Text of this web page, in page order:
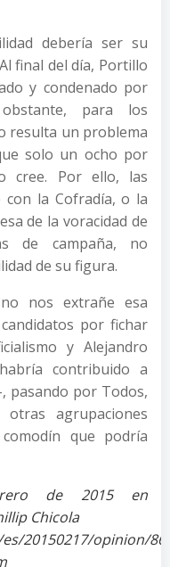
debería ser su
final del día, Portillo
y condenado por
para los
resulta un problema
solo un ocho por
cree. Por ello, las
con la Cofradía, o la
de la voracidad de
de campaña, no
de su figura.
nos extrañe esa
por fichar
y Alejandro
contribuido a
pasando por Todos,
agrupaciones
que podría
de 2015 en
Chicola
20150217/opinion/